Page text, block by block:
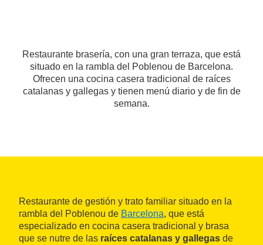
Restaurante brasería, con una gran terraza, que está
situado en la rambla del Poblenou de Barcelona.
Ofrecen una cocina casera tradicional de raíces
catalanas y gallegas y tienen menú diario y de fin de
semana.
Restaurante de gestión y trato familiar situado en la
rambla del Poblenou de Barcelona, que está
especializado en cocina casera tradicional y brasa
que se nutre de las raíces catalanas y gallegas de